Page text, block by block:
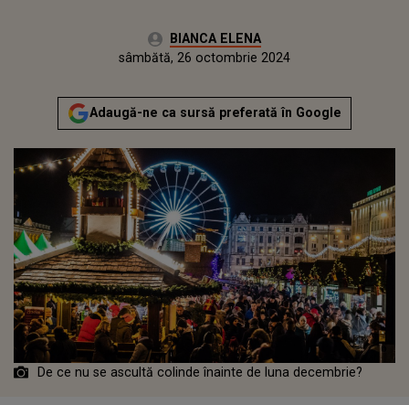
Autor:BIANCA ELENA
joi, 26 octombrie 2023Actualizat:
sâmbătă, 26 octombrie 2024
Adaugă-ne ca sursă preferată în Google
De ce nu se ascultă colinde înainte de luna decembrie?